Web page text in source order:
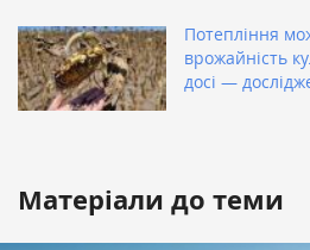
Потепління
врожайність
досі —
Матеріали до теми